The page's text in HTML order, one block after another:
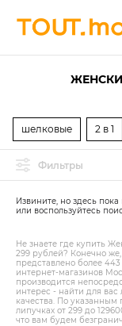
шелковые 2 в 1
Фильтры
Извините, но здесь
или воспользуйтесь
Не знаете где купить
299 рублей? Конечно
представлено более
интернет-магазинов
производится
интерес - найти для
качества. По
липучках от 299 до
что вам будем